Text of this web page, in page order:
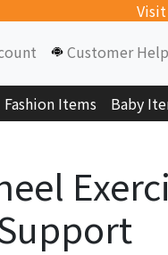
Customer Help
Fashion Items Baby